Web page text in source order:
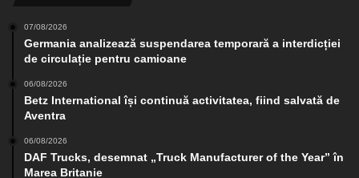
07/08/2026
Germania analizează suspendarea temporară a interdicției
de circulație pentru camioane
06/08/2026
Betz International își continuă activitatea, fiind salvată de
Aventra
06/08/2026
DAF Trucks, desemnat „Truck Manufacturer of the Year” în
Marea Britanie